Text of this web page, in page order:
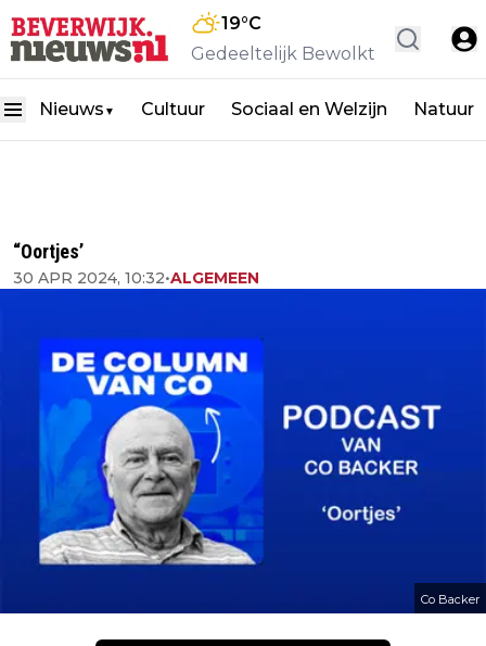
19°C
Gedeeltelijk Bewolkt
Nieuws ▼ Cultuur Sociaal en Welzijn Natuur
“Oortjes’
30 APR 2024, 10:32•ALGEMEEN
Co Backer